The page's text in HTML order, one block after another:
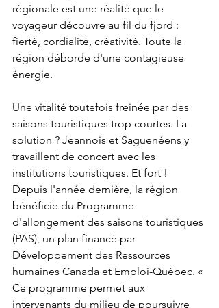
régionale est une réalité que le
voyageur découvre au fil du fjord :
fierté, cordialité, créativité. Toute la
région déborde d'une contagieuse
énergie.
Une vitalité toutefois freinée par des
saisons touristiques trop courtes. La
solution ? Jeannois et Saguenéens y
travaillent de concert avec les
institutions touristiques. Et fort !
Depuis l'année dernière, la région
bénéficie du Programme
d'allongement des saisons touristiques
(PAS), un plan financé par
Développement des Ressources
humaines Canada et Emploi-Québec. «
Ce programme permet aux
intervenants du milieu de poursuivre